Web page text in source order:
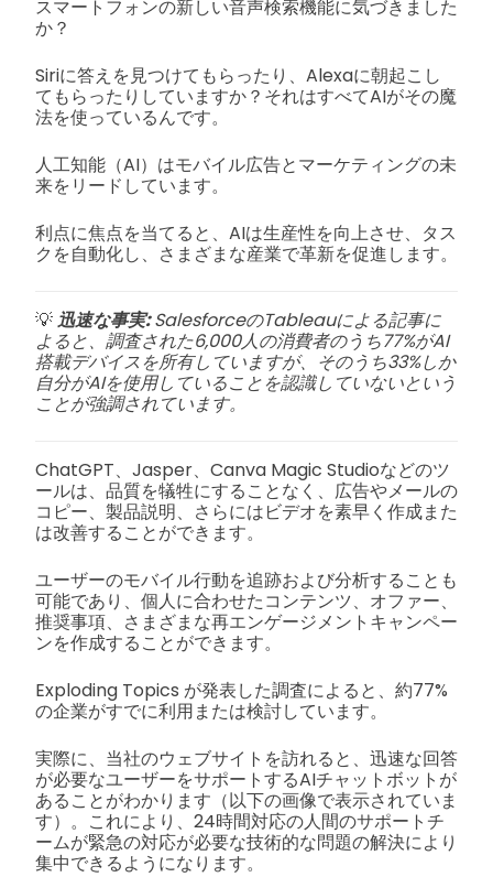
スマートフォンの新しい音声検索機能に気づきました
か？
Siriに答えを見つけてもらったり、Alexaに朝起こし
てもらったりしていますか？それはすべてAIがその魔
法を使っているんです。
人工知能（AI）はモバイル広告とマーケティングの未
来をリードしています。
利点に焦点を当てると、AIは生産性を向上させ、タス
クを自動化し、さまざまな産業で革新を促進します。
💡迅速な事実:SalesforceのTableauによる記事に
よると、調査された6,000人の消費者のうち77%がAI
搭載デバイスを所有していますが、そのうち33%しか
自分がAIを使用していることを認識していないという
ことが強調されています。
ChatGPT、Jasper、Canva Magic Studioなどのツ
ールは、品質を犠牲にすることなく、広告やメールの
コピー、製品説明、さらにはビデオを素早く作成また
は改善することができます。
ユーザーのモバイル行動を追跡および分析することも
可能であり、個人に合わせたコンテンツ、オファー、
推奨事項、さまざまな再エンゲージメントキャンペー
ンを作成することができます。
Exploding Topics が発表した調査によると、約77%
の企業がすでに利用または検討しています。
実際に、当社のウェブサイトを訪れると、迅速な回答
が必要なユーザーをサポートするAIチャットボットが
あることがわかります（以下の画像で表示されていま
す）。これにより、24時間対応の人間のサポートチ
ームが緊急の対応が必要な技術的な問題の解決により
集中できるようになります。